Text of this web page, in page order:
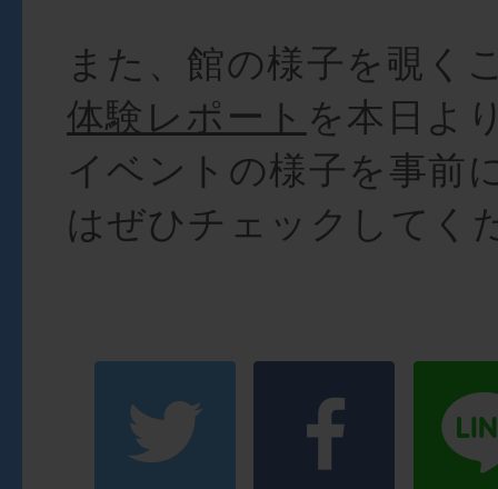
また、館の様子を覗く
体験レポート を本日よ
イベントの様子を事前
はぜひチェックしてく